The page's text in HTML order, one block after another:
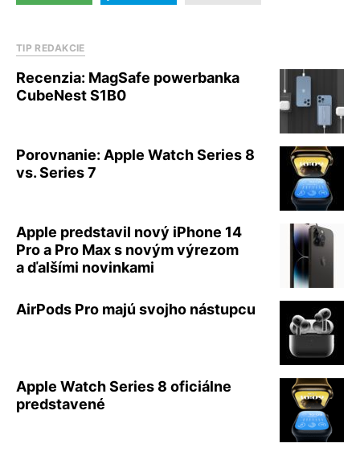
TIP REDAKCIE
Recenzia: MagSafe powerbanka
CubeNest S1B0
Porovnanie: Apple Watch Series 8
vs. Series 7
Apple predstavil nový iPhone 14
Pro a Pro Max s novým výrezom
a ďalšími novinkami
AirPods Pro majú svojho nástupcu
Apple Watch Series 8 oficiálne
predstavené